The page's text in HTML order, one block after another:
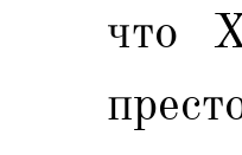
что